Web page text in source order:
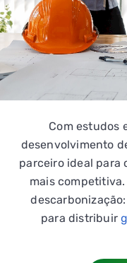
Com estudos
desenvolvimento
parceiro ideal para
mais
para distribuir